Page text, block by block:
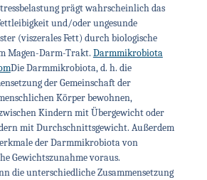
prägt wahrscheinlich das
und/oder ungesunde
(viszerales Fett) durch biologische
Magen-Darm-Trakt. Darmmikrobiota
Die Darmmikrobiota, d. h. die
der Gemeinschaft der
Körper bewohnen,
Kindern mit Übergewicht oder
mit Durchschnittsgewicht. Außerdem
der Darmmikrobiota von
Gewichtszunahme voraus.
die unterschiedliche Zusammensetzung